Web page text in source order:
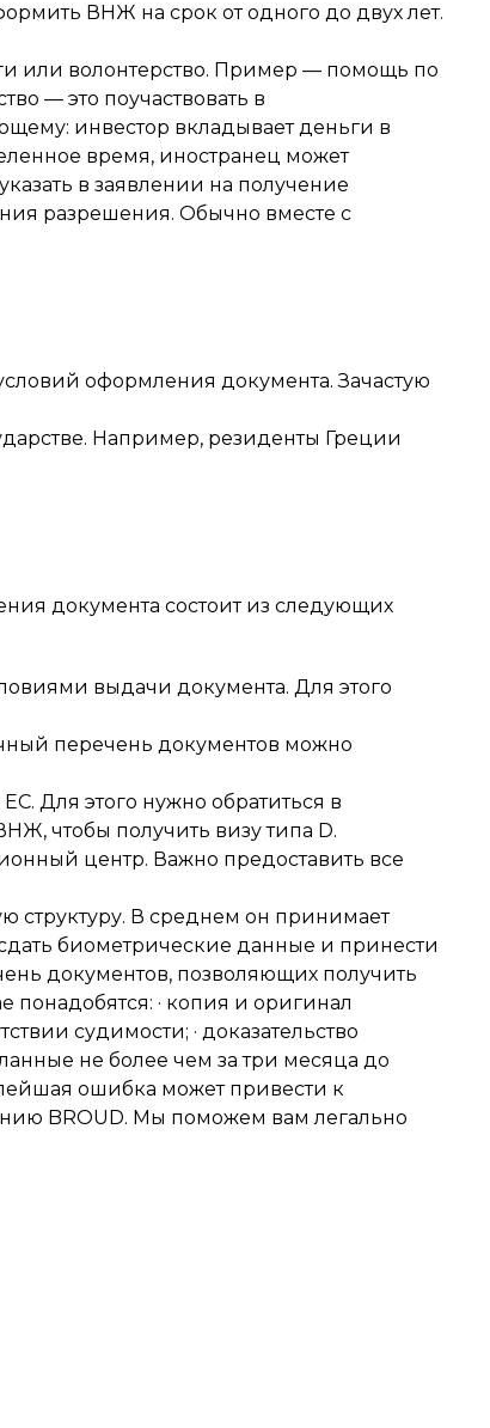
ВНЖ на срок от одного до двух лет.
или волонтерство. Пример — помощь по
— это поучаствовать в
инвестор вкладывает деньги в
время, иностранец может
в заявлении на получение
разрешения. Обычно вместе с
оформления документа. Зачастую
Например, резиденты Греции
документа состоит из следующих
выдачи документа. Для этого
перечень документов можно
Для этого нужно обратиться в
чтобы получить визу типа D.
центр. Важно предоставить все
структуру. В среднем он принимает
биометрические данные и принести
документов, позволяющих получить
понадобятся: · копия и оригинал
судимости; · доказательство
не более чем за три месяца до
ошибка может привести к
BROUD. Мы поможем вам легально